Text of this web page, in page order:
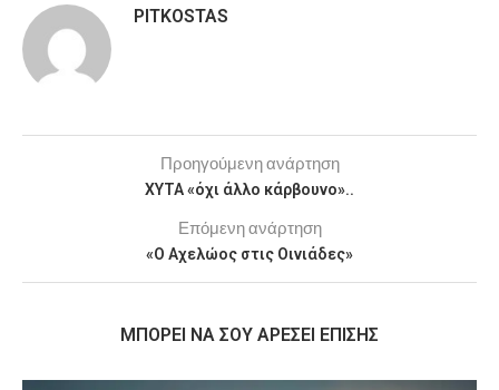
PITKOSTAS
Προηγούμενη ανάρτηση
ΧΥΤΑ «όχι άλλο κάρβουνο»..
Επόμενη ανάρτηση
«Ο Αχελώος στις Οινιάδες»
MΠΟΡΕΊ ΝΑ ΣΟΥ ΑΡΈΣΕΙ ΕΠΊΣΗΣ